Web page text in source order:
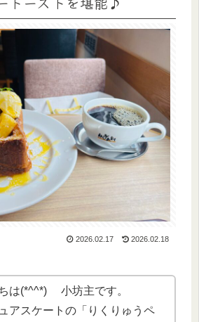
2026.02.17 2026.02.18
は(*^^*) 小坊主です。
アスケートの「りくりゅうペ